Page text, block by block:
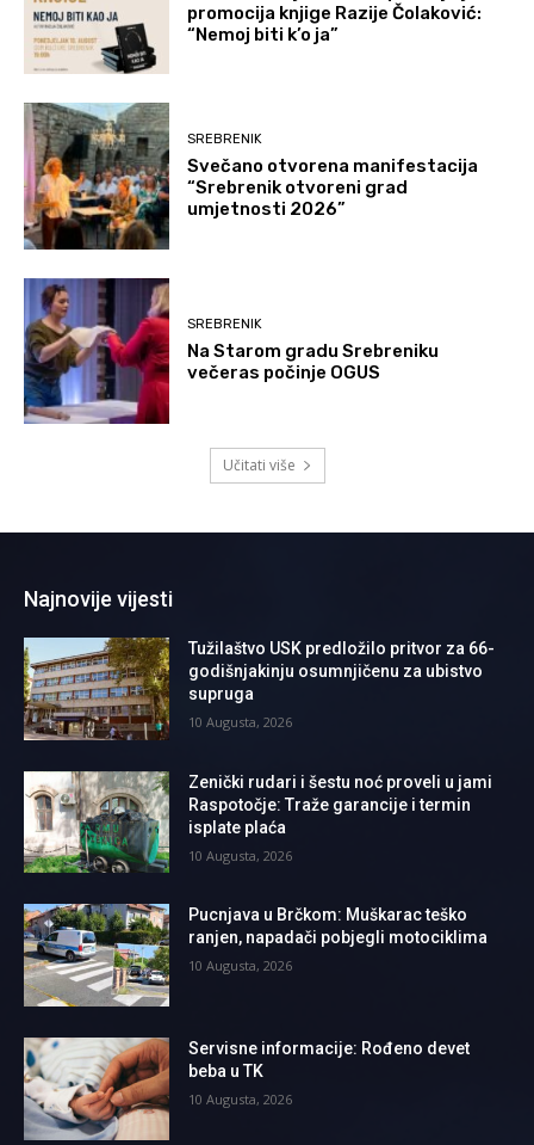
promocija knjige Razije Čolaković:
“Nemoj biti k’o ja”
SREBRENIK
Svečano otvorena manifestacija
“Srebrenik otvoreni grad
umjetnosti 2026”
SREBRENIK
Na Starom gradu Srebreniku
večeras počinje OGUS
Učitati više
Najnovije vijesti
Tužilaštvo USK predložilo pritvor za 66-
godišnjakinju osumnjičenu za ubistvo
supruga
10 Augusta, 2026
Zenički rudari i šestu noć proveli u jami
Raspotočje: Traže garancije i termin
isplate plaća
10 Augusta, 2026
Pucnjava u Brčkom: Muškarac teško
ranjen, napadači pobjegli motociklima
10 Augusta, 2026
Servisne informacije: Rođeno devet
beba u TK
10 Augusta, 2026